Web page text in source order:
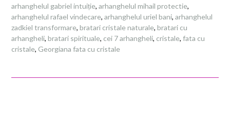
arhanghelul gabriel intuiție, arhanghelul mihail protectie,
arhanghelul rafael vindecare, arhanghelul uriel bani, arhanghelul
zadkiel transformare, bratari cristale naturale, bratari cu
arhangheli, bratari spirituale, cei 7 arhangheli, cristale, fata cu
cristale, Georgiana fata cu cristale